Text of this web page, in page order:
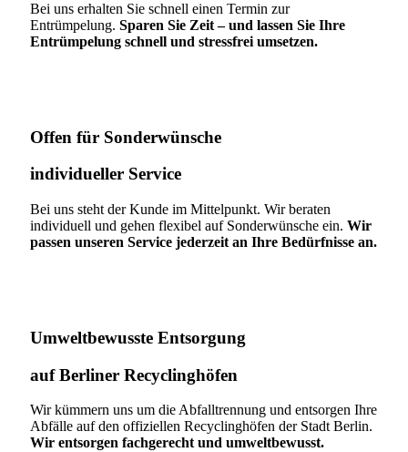
Bei uns erhalten Sie schnell einen Termin zur
Entrümpelung. Sparen Sie Zeit – und lassen Sie Ihre
Entrümpelung schnell und stressfrei umsetzen.
Offen für Sonderwünsche​
individueller Service
Bei uns steht der Kunde im Mittelpunkt. Wir beraten
individuell und gehen flexibel auf Sonderwünsche ein. Wir
passen unseren Service jederzeit an Ihre Bedürfnisse an.
Umweltbewusste Entsorgung
auf Berliner Recyclinghöfen​
Wir kümmern uns um die Abfalltrennung und entsorgen Ihre
Abfälle auf den offiziellen Recyclinghöfen der Stadt Berlin.
Wir entsorgen fachgerecht und umweltbewusst.